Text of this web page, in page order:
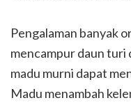
Pengalaman banyak
mencampur daun turi
madu murni dapat
Madu menambah